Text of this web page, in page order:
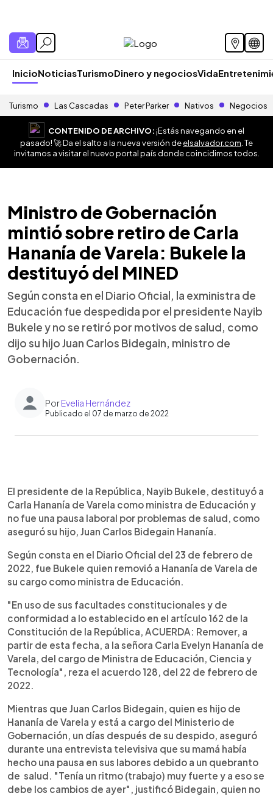
InicioNoticiasTurismoDinero y negociosVida
Turismo Las Cascadas Peter Parker Nativos Negocios
CONTENIDO DE ARCHIVO:¡Estás navegando en el
pasado! 🚀 Da el salto a la nueva versión deelsalvador.com . Te
invitamos a visitar el nuevo portal país donde coincidimos todos.
Ministro de Gobernación
mintió sobre retiro de Carla
Hananía de Varela: Bukele la
destituyó del MINED
Según consta en el Diario Oficial, la exministra de
Educación fue despedida por el presidente Nayib
Bukele y no se retiró por motivos de salud, como
dijo su hijo Juan Carlos Bidegain, ministro de
Gobernación.
PorEvelia Hernández
Publicado el 07 de marzo de 2022
► Escuchar artículo
El presidente de la República, Nayib Bukele, destituyó a
Carla Hananía de Varela como ministra de Educación y
no fue una pausa laboral por problemas de salud, como
aseguró su hijo, Juan Carlos Bidegain Hananía.
Según consta en el Diario Oficial del 23 de febrero de
2022, fue Bukele quien removió a Hananía de Varela de
su cargo como ministra de Educación.
"En uso de sus facultades constitucionales y de
conformidad a lo establecido en el artículo 162 de la
Constitución de la República, ACUERDA: Remover, a
partir de esta fecha, a la señora Carla Evelyn Hananía de
Varela, del cargo de Ministra de Educación, Ciencia y
Tecnología", reza el acuerdo 128, del 22 de febrero de
2022.
Mientras que Juan Carlos Bidegain, quien es hijo de
Hananía de Varela y está a cargo del Ministerio de
Gobernación, un días después de su despido, aseguró
durante una entrevista televisiva que su mamá había
hecho una pausa en sus labores debido a un quebranto
de salud. "Tenía un ritmo (trabajo) muy fuerte y a eso se
debe los cambios de ayer", justificó Bidegain, quien no